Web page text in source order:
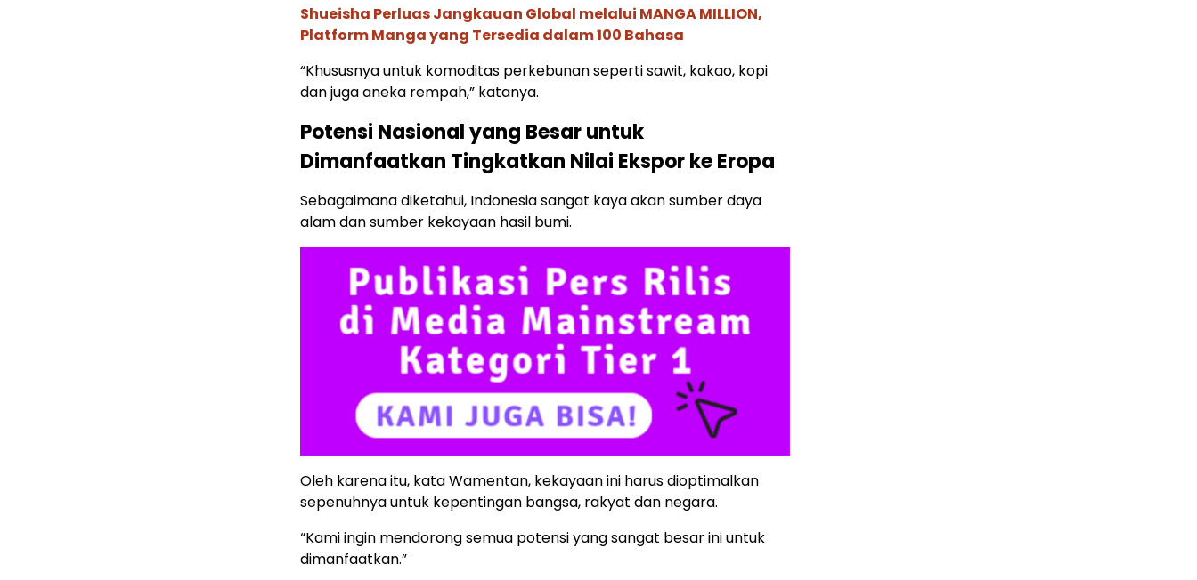
Shueisha Perluas Jangkauan Global melalui MANGA MILLION,
Platform Manga yang Tersedia dalam 100 Bahasa
“Khususnya untuk komoditas perkebunan seperti sawit, kakao, kopi
dan juga aneka rempah,” katanya.
Potensi Nasional yang Besar untuk
Dimanfaatkan Tingkatkan Nilai Ekspor ke Eropa
Sebagaimana diketahui, Indonesia sangat kaya akan sumber daya
alam dan sumber kekayaan hasil bumi.
Oleh karena itu, kata Wamentan, kekayaan ini harus dioptimalkan
sepenuhnya untuk kepentingan bangsa, rakyat dan negara.
“Kami ingin mendorong semua potensi yang sangat besar ini untuk
dimanfaatkan.”